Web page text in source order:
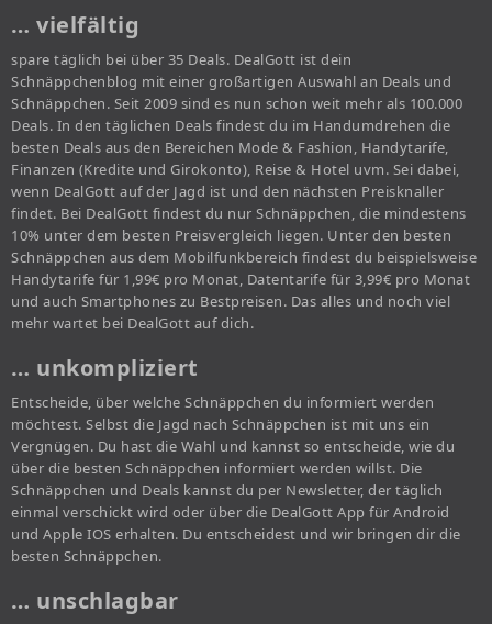
… vielfältig
spare täglich bei über 35 Deals. DealGott ist dein
Schnäppchenblog mit einer großartigen Auswahl an Deals und
Schnäppchen. Seit 2009 sind es nun schon weit mehr als 100.000
Deals. In den täglichen Deals findest du im Handumdrehen die
besten Deals aus den Bereichen Mode & Fashion, Handytarife,
Finanzen (Kredite und Girokonto), Reise & Hotel uvm. Sei dabei,
wenn DealGott auf der Jagd ist und den nächsten Preisknaller
findet. Bei DealGott findest du nur Schnäppchen, die mindestens
10% unter dem besten Preisvergleich liegen. Unter den besten
Schnäppchen aus dem Mobilfunkbereich findest du beispielsweise
Handytarife für 1,99€ pro Monat, Datentarife für 3,99€ pro Monat
und auch Smartphones zu Bestpreisen. Das alles und noch viel
mehr wartet bei DealGott auf dich.
… unkompliziert
Entscheide, über welche Schnäppchen du informiert werden
möchtest. Selbst die Jagd nach Schnäppchen ist mit uns ein
Vergnügen. Du hast die Wahl und kannst so entscheide, wie du
über die besten Schnäppchen informiert werden willst. Die
Schnäppchen und Deals kannst du per Newsletter, der täglich
einmal verschickt wird oder über die DealGott App für Android
und Apple IOS erhalten. Du entscheidest und wir bringen dir die
besten Schnäppchen.
… unschlagbar